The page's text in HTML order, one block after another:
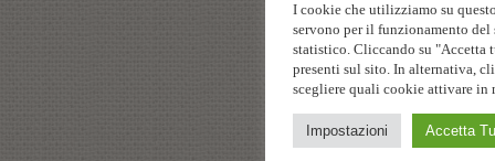
I cookie che utilizziamo su
servono per il funzionamento del
statistico. Cliccando su
presenti sul sito. In alternativa,
scegliere quali cookie attivare in
Impostazioni Accetta